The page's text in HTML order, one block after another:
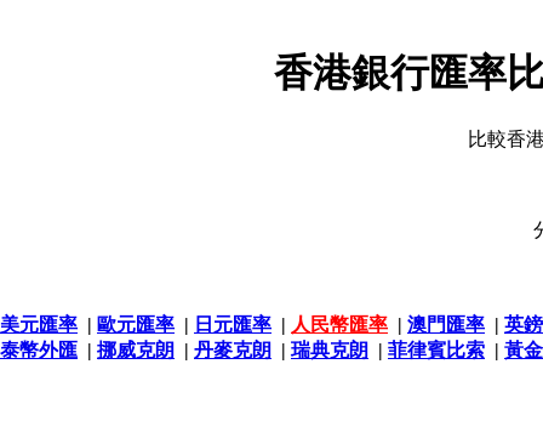
香港銀行匯率
比較香
美元匯率 | 歐元匯率 | 日元匯率 | 人民幣匯率 | 澳門匯率 | 英
泰幣外匯 | 挪威克朗 | 丹麥克朗 | 瑞典克朗 | 菲律賓比索 | 黃